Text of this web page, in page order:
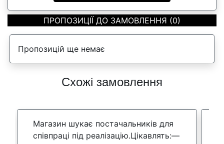
ПРОПОЗИЦІЇ ДО ЗАМОВЛЕННЯ (0)
Пропозицій ще немає
Схожі замовлення
Магазин шукає постачальників для
співпраці під реалізацію.Цікавлять:—